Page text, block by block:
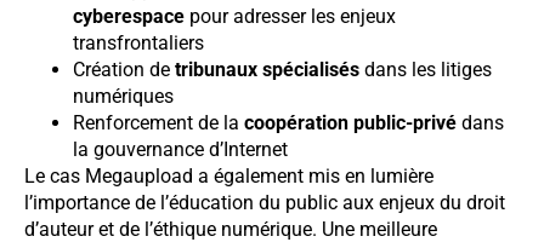
cyberespace pour adresser les enjeux
transfrontaliers
Création de tribunaux spécialisés dans les litiges
numériques
Renforcement de la coopération public-privé dans
la gouvernance d’Internet
Le cas Megaupload a également mis en lumière
l’importance de l’éducation du public aux enjeux du droit
d’auteur et de l’éthique numérique. Une meilleure